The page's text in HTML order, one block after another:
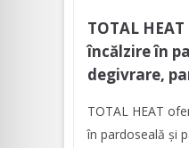
TOTAL
încălzire în
degivrare,
TOTAL HEAT
în pardoseală și